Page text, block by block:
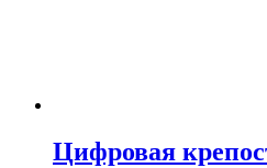
Цифровая